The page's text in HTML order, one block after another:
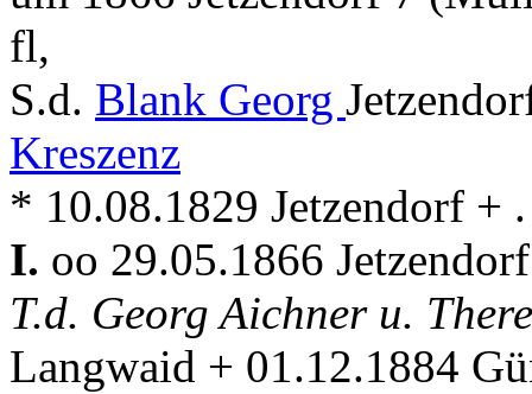
fl,
S.d. Blank Georg
Kreszenz
* 10.08.1829 Jetzendorf +
I. oo 29.05.1866
T.d. Georg Aichner u.
Langwaid + 01.12.1884